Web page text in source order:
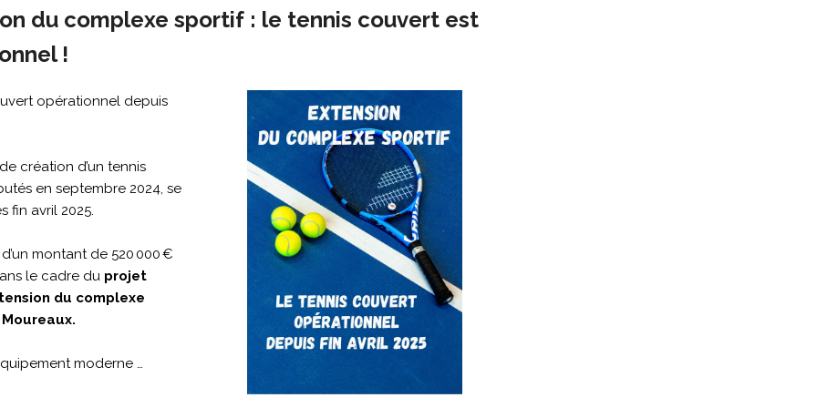
du complexe sportif : le tennis couvert est
!
opérationnel depuis
création d’un tennis
en septembre 2024, se
fin avril 2025.
montant de 520 000 €
le cadre du projet
du complexe
moderne …